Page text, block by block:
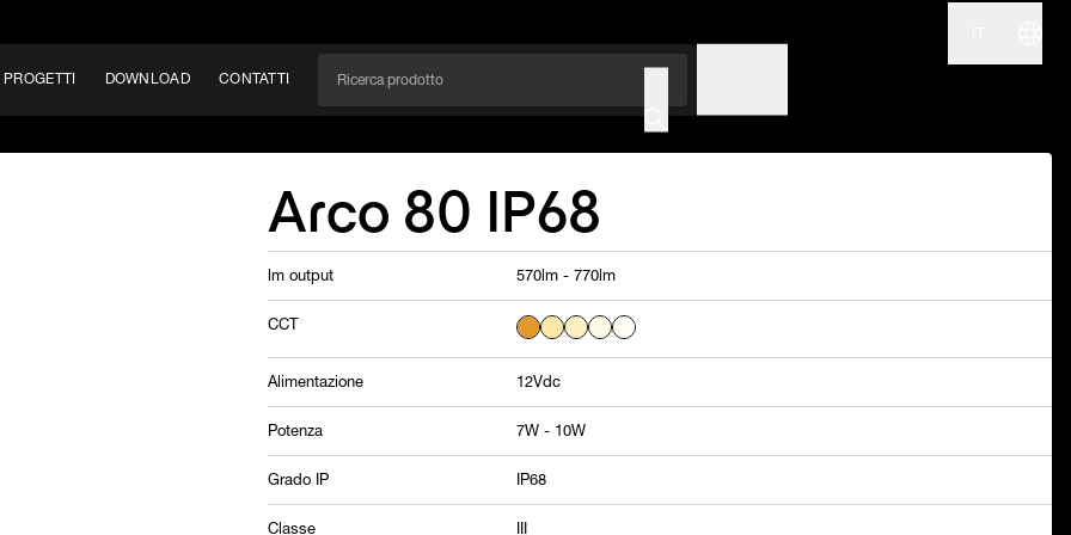
PROGETTI DOWNLOAD CONTATTI
NOME
Arco 80 IP68
lm output 570lm - 770lm
CCT
Alimentazione 12Vdc
Potenza 7W - 10W
Grado IP IP68
Classe